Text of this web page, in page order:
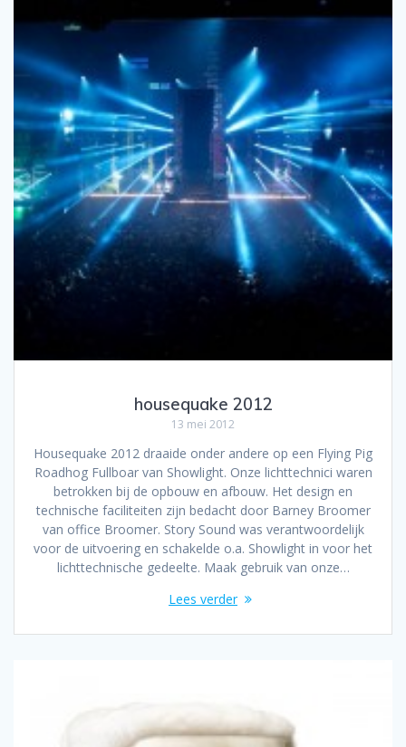
housequake 2012
13 mei 2012
Housequake 2012 draaide onder andere op een Flying Pig
Roadhog Fullboar van Showlight. Onze lichttechnici waren
betrokken bij de opbouw en afbouw. Het design en
technische faciliteiten zijn bedacht door Barney Broomer
van office Broomer. Story Sound was verantwoordelijk
voor de uitvoering en schakelde o.a. Showlight in voor het
lichttechnische gedeelte. Maak gebruik van onze…
Lees verder